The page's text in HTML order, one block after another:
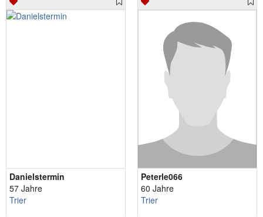
Danielstermin
57 Jahre
Trier
Peterle066
60 Jahre
Trier